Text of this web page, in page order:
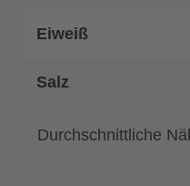
Eiweiß
Salz
Durchschnittliche